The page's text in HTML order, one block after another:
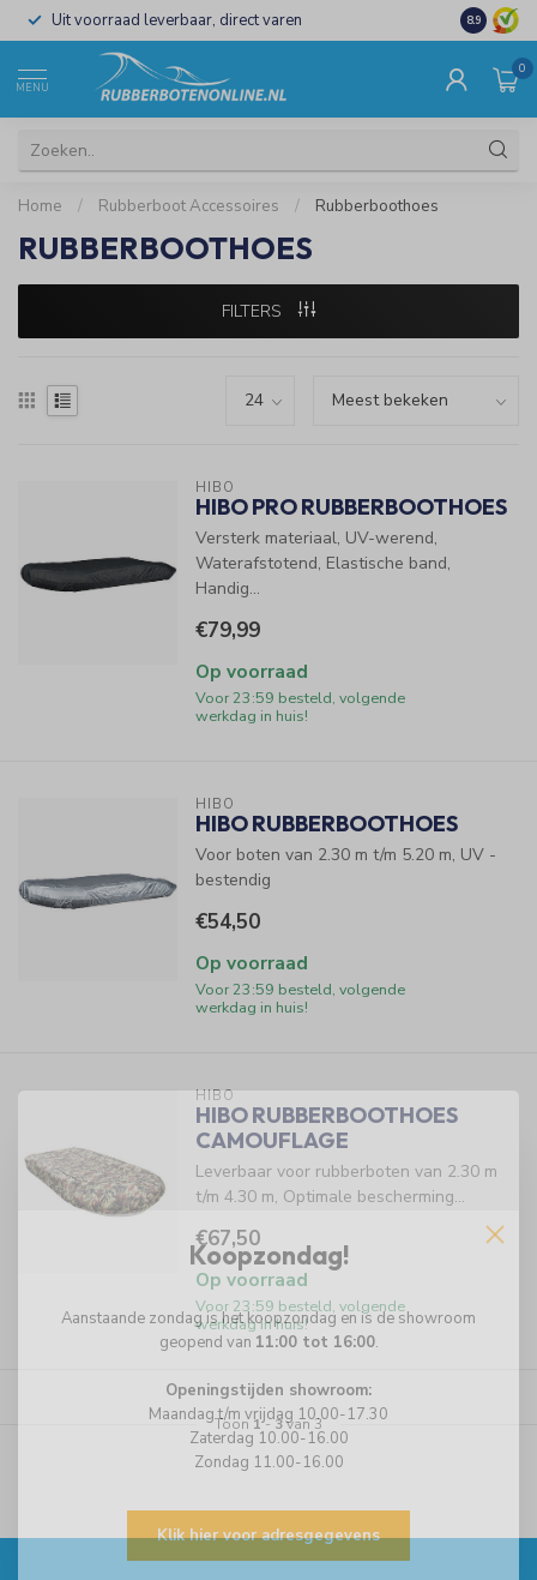
Uit voorraad leverbaar, direct varen Al 15 jaar
8.9
MENU
0
Home / Rubberboot Accessoires / Rubberboothoes
RUBBERBOOTHOES
FILTERS
HIBO
HIBO PRO RUBBERBOOTHOES
Versterk materiaal, UV-werend,
Waterafstotend, Elastische band,
Handig...
€79,99
Op voorraad
Voor 23:59 besteld, volgende
werkdag in huis!
HIBO
HIBO RUBBERBOOTHOES
Voor boten van 2.30 m t/m 5.20 m, UV -
bestendig
€54,50
Op voorraad
Voor 23:59 besteld, volgende
werkdag in huis!
HIBO
HIBO RUBBERBOOTHOES
CAMOUFLAGE
Leverbaar voor rubberboten van 2.30 m
t/m 4.30 m, Optimale bescherming...
€67,50
Op voorraad
Voor 23:59 besteld, volgende
werkdag in huis!
Toon1-3van 3
Koopzondag!
Aanstaande zondag is het koopzondag en is de showroom
geopend van 11:00 tot 16:00.
Openingstijden showroom:
Maandag t/m vrijdag 10.00-17.30
Zaterdag 10.00-16.00
Zondag 11.00-16.00
Klik hier voor adresgegevens